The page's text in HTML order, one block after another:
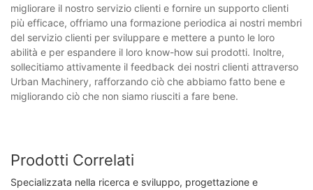
migliorare il nostro servizio clienti e fornire un supporto clienti
più efficace, offriamo una formazione periodica ai nostri membri
del servizio clienti per sviluppare e mettere a punto le loro
abilità e per espandere il loro know-how sui prodotti. Inoltre,
sollecitiamo attivamente il feedback dei nostri clienti attraverso
Urban Machinery, rafforzando ciò che abbiamo fatto bene e
migliorando ciò che non siamo riusciti a fare bene.
Prodotti Correlati
Specializzata nella ricerca e sviluppo, progettazione e